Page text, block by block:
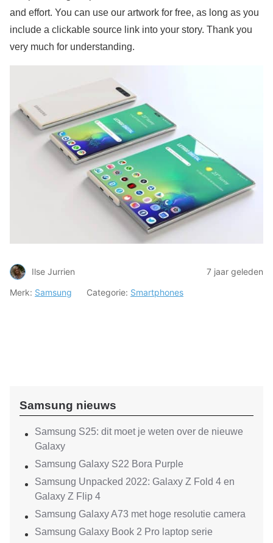
and effort. You can use our artwork for free, as long as you
include a clickable source link into your story. Thank you
very much for understanding.
Ilse Jurrien
7 jaar geleden
Merk: Samsung Categorie: Smartphones
Samsung nieuws
Samsung S25: dit moet je weten over de nieuwe
Galaxy
Samsung Galaxy S22 Bora Purple
Samsung Unpacked 2022: Galaxy Z Fold 4 en
Galaxy Z Flip 4
Samsung Galaxy A73 met hoge resolutie camera
Samsung Galaxy Book 2 Pro laptop serie